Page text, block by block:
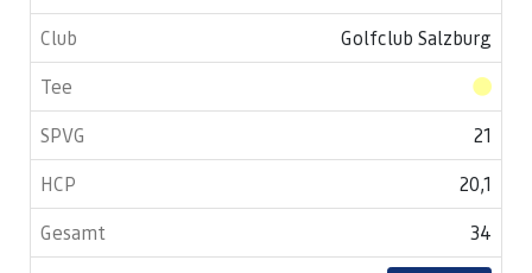
Golfclub Salzburg
21
20,1
34